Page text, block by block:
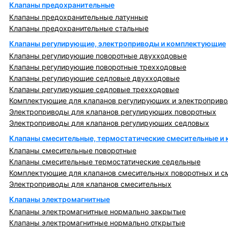
Клапаны предохранительные
Клапаны предохранительные латунные
Клапаны предохранительные стальные
Клапаны регулирующие, электроприводы и комплектующие
Клапаны регулирующие поворотные двухходовые
Клапаны регулирующие поворотные трехходовые
Клапаны регулирующие седловые двухходовые
Клапаны регулирующие седловые трехходовые
Комплектующие для клапанов регулирующих и
Электроприводы для клапанов регулирующих поворотных
Электроприводы для клапанов регулирующих седловых
Клапаны смесительные, термостатические смесительные
Клапаны смесительные поворотные
Клапаны смесительные термостатические седельные
Комплектующие для клапанов смесительных поворотных и
Электроприводы для клапанов смесительных
Клапаны электромагнитные
Клапаны электромагнитные нормально закрытые
Клапаны электромагнитные нормально открытые